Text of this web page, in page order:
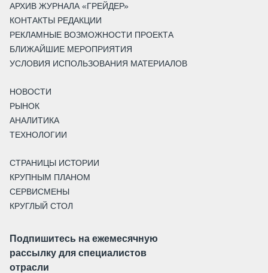
АРХИВ ЖУРНАЛА «ГРЕЙДЕР»
КОНТАКТЫ РЕДАКЦИИ
РЕКЛАМНЫЕ ВОЗМОЖНОСТИ ПРОЕКТА
БЛИЖАЙШИЕ МЕРОПРИЯТИЯ
УСЛОВИЯ ИСПОЛЬЗОВАНИЯ МАТЕРИАЛОВ
НОВОСТИ
РЫНОК
АНАЛИТИКА
ТЕХНОЛОГИИ
СТРАНИЦЫ ИСТОРИИ
КРУПНЫМ ПЛАНОМ
СЕРВИСМЕНЫ
КРУГЛЫЙ СТОЛ
Подпишитесь на ежемесячную
рассылку для специалистов
отрасли